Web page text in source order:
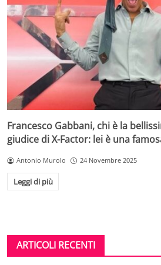
Francesco Gabbani, chi è la
giudice di X-Factor: lei è una
Antonio Murolo 24 Novembre 2025
Leggi di più
ARTICOLI RECENTI